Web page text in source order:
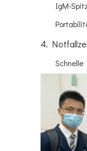
IgM-
4.
Schnelle